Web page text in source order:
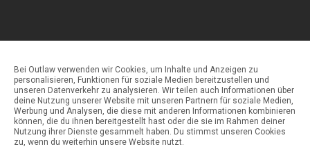
Zahlungsmethoden
Versandmethoden
Bei Outlaw verwenden wir Cookies, um Inhalte und Anzeigen zu
personalisieren, Funktionen für soziale Medien bereitzustellen und
unseren Datenverkehr zu analysieren. Wir teilen auch Informationen über
deine Nutzung unserer Website mit unseren Partnern für soziale Medien,
Werbung und Analysen, die diese mit anderen Informationen kombinieren
können, die du ihnen bereitgestellt hast oder die sie im Rahmen deiner
Nutzung ihrer Dienste gesammelt haben. Du stimmst unseren Cookies
zu, wenn du weiterhin unsere Website nutzt.